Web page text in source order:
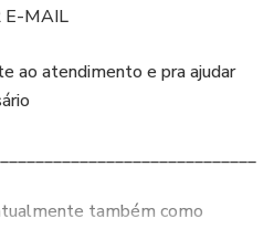
E-MAIL
ao atendimento e pra ajudar
também como